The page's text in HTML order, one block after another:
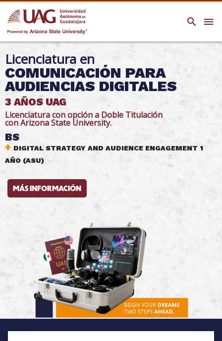
menu
search
Licenciatura en
COMUNICACIÓN PARA
AUDIENCIAS DIGITALES
3 AÑOS UAG
Licenciatura con opción a Doble Titulación
con Arizona State University.
BS
+ DIGITAL STRATEGY AND AUDIENCE ENGAGEMENT 1
AÑO (ASU)
MÁS INFORMACIÓN